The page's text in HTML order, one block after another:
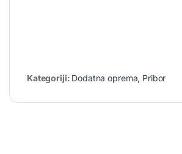
Kategoriji: Dodatna oprema, Pribor